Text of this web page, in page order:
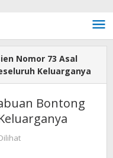
Nomor 73 Asal
Keluarganya
Bontong